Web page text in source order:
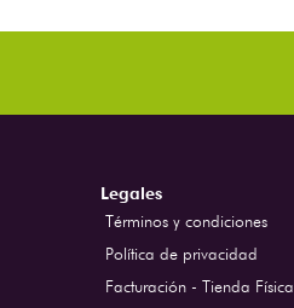
Legales
Términos y condiciones
Política de privacidad
Facturación - Tienda Física